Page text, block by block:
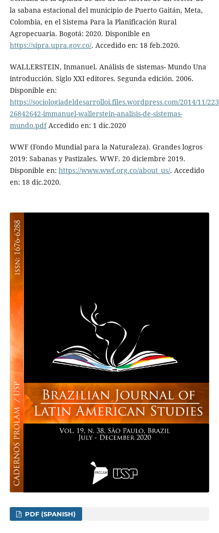
la sabana estacional del municipio de Puerto Gaitán, Meta,
Colombia, en el Sistema Para la Planificación Rural
Agropecuaria. Bogotá: 2020. Disponible en
https://sipra.upra.gov.co/. Accedido en: 18 feb.2020.
WALLERSTEIN, Inmanuel. Análisis de sistemas- Mundo Una
introducción. Siglo XXI editores. Segunda edición. 2006.
Disponible en:
https://sociologiadeldesarrolloi.files.wordpress.com/2014/11/
26842642-immanuel-wallerstein-analisis-de-sistemas-
mundo.pdfAccedido en: 1 dic.2020
WWF (Fondo Mundial para la Naturaleza). Grandes logros
2019: Sabanas y Pastizales. WWF. 20 diciembre 2019.
Disponible en: https://www.wwf.org.co/about_us/. Accedido
en: 18 dic.2020.
PDF (SPANISH)